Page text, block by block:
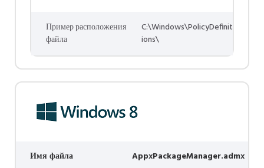
Пример расположения
файла
C:\Windows\PolicyDefinit
ions\
Имя файла AppxPackageManager.admx